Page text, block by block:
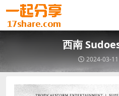
西南
2024-03-11